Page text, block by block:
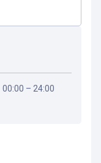
00:00 – 24:00